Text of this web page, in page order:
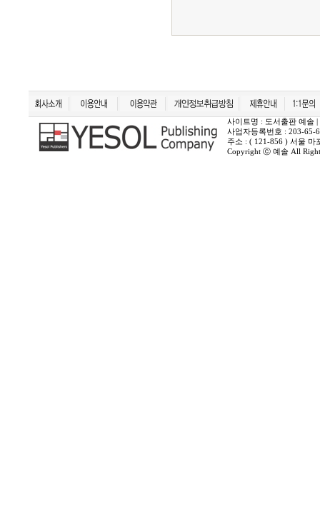
사이트명 : 도서출판 예솔
사업자등록번호 : 203-65-
주소 : ( 121-856 ) 서울 마
Copyright ⓒ 예솔 All